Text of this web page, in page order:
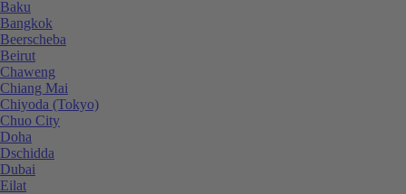
Baku
Bangkok
Beerscheba
Beirut
Chaweng
Chiang Mai
Chiyoda (Tokyo)
Chuo City
Doha
Dschidda
Dubai
Eilat